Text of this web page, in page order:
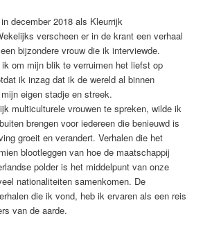
december 2018 als Kleurrijk
verscheen er in de krant een verhaal
bijzondere vrouw die ik interviewde.
om mijn blik te verruimen het liefst op
ik inzag dat ik de wereld al binnen
eigen stadje en streek.
multiculturele vrouwen te spreken, wilde ik
brengen voor iedereen die benieuwd is
groeit en verandert. Verhalen die het
blootleggen van hoe de maatschappij
polder is het middelpunt van onze
nationaliteiten samenkomen. De
die ik vond, heb ik ervaren als een reis
van de aarde.